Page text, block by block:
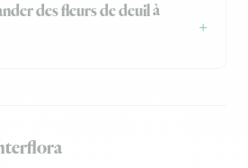
des fleurs de deuil à